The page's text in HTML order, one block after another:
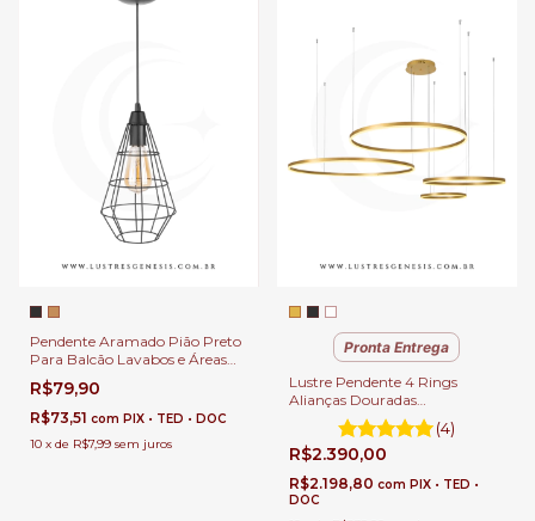
Pendente Aramado Pião Preto
Para Balcão Lavabos e Áreas
Gourmet.
R$79,90
R$73,51 com PIX • TED • DOC
10 x de R$7,99 sem juros
Pronta Entrega
Lustre Pendente 4 Rings
Alianças Douradas
100x80x60x40cm Sala de
Jantar e Sala de Estar Pé
Direito Duplo
(4)
R$2.390,00
R$2.198,80 com PIX • TED •
DOC